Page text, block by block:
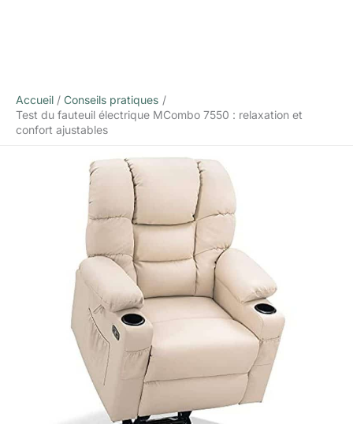
Accueil
Conseils pratiques
Test du fauteuil électrique MCombo 7550 : relaxation et
confort ajustables